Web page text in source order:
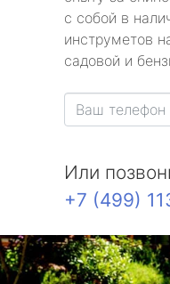
с собой в
инструметов
садовой и
Или
+7 (499)